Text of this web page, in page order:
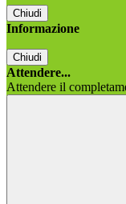
Chiudi
Informazione
Chiudi
Attendere...
Attendere il